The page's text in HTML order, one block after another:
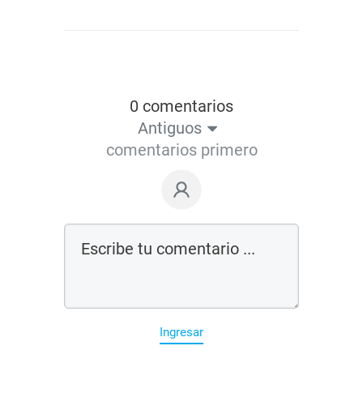
0 comentarios
Antiguos
comentarios primero
Ingresar